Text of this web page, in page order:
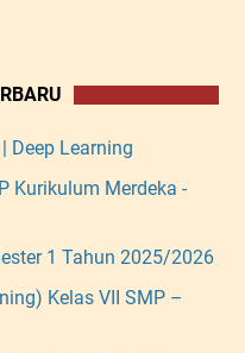
Deep Learning
Kurikulum Merdeka -
1 Tahun 2025/2026
Kelas VII SMP –